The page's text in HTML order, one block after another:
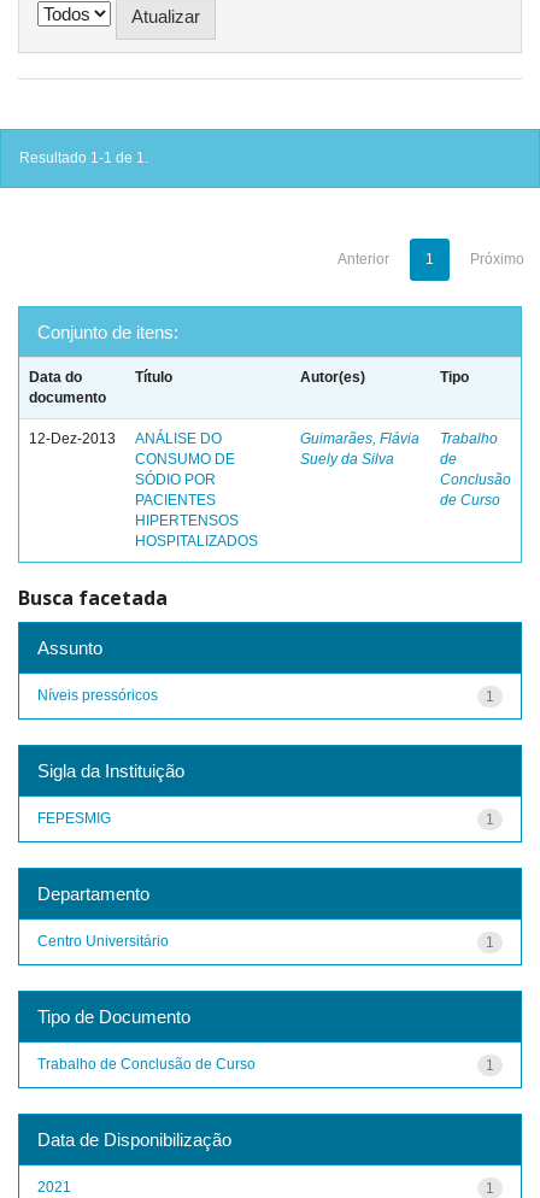
Resultado 1-1 de 1.
Anterior 1 Próximo
Conjunto de itens:
Data do
documento
Título Autor(es) Tipo
12-Dez-2013
ANÁLISE DO
CONSUMO DE
SÓDIO POR
PACIENTES
HIPERTENSOS
HOSPITALIZADOS
Guimarães, Flávia
Suely da Silva
Trabalho
de
Conclusão
de Curso
Busca facetada
Assunto
1
Níveis pressóricos
Sigla da Instituição
1
FEPESMIG
Departamento
1
Centro Universitário
Tipo de Documento
1
Trabalho de Conclusão de Curso
Data de Disponibilização
1
2021